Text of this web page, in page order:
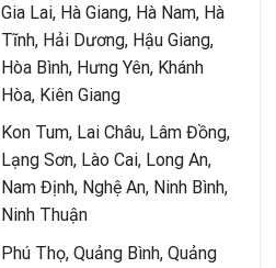
Gia Lai, Hà Giang, Hà Nam, Hà
Tĩnh, Hải Dương, Hậu Giang,
Hòa Bình, Hưng Yên, Khánh
Hòa, Kiên Giang
Kon Tum, Lai Châu, Lâm Đồng,
Lạng Sơn, Lào Cai, Long An,
Nam Định, Nghệ An, Ninh Bình,
Ninh Thuận
Phú Thọ, Quảng Bình, Quảng